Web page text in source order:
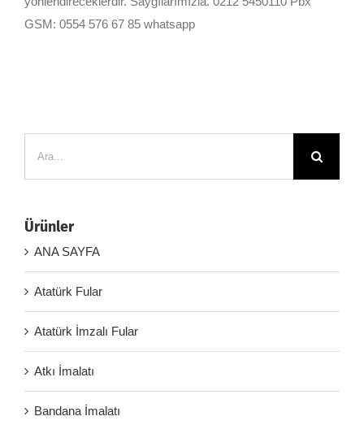
GSM: 0554 576 67 85 whatsapp
Ürünler
ANA SAYFA
Atatürk Fular
Atatürk İmzalı Fular
Atkı İmalatı
Bandana İmalatı